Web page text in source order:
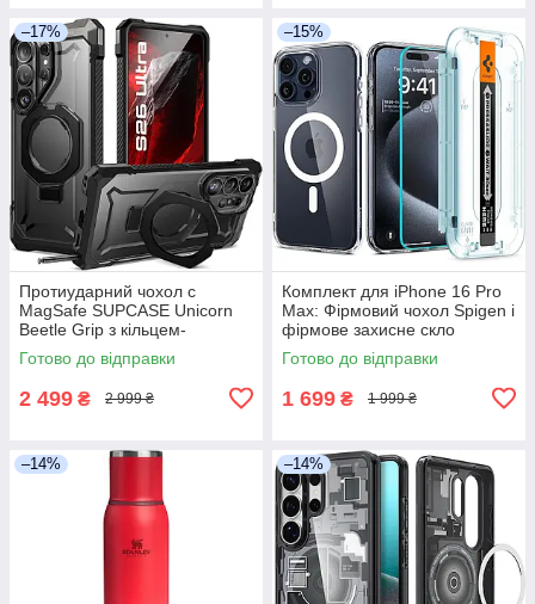
–17%
Протиударний чохол с
MagSafe SUPCASE Unicorn
Beetle Grip з кільцем-
підставкою для Samsung
Galaxy S26 Ultra, Black
Готово до відправки
2 499 ₴ 2 999 ₴
–15%
Комплект для iPhone 16 Pro
Max: Фірмовий чохол Spigen і
фірмове захисне скло
Spigen, ACS06861
Готово до відправки
1 699 ₴ 1 999 ₴
–14% –14%